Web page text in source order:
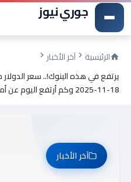
جوري نيوز
الرئيسية
آخر الأخبار
يرتفع في هذه البنوك!.. سعر الدولار
18-11-2025 وكم أرتفع اليوم عن أمس
آخر الأخبار